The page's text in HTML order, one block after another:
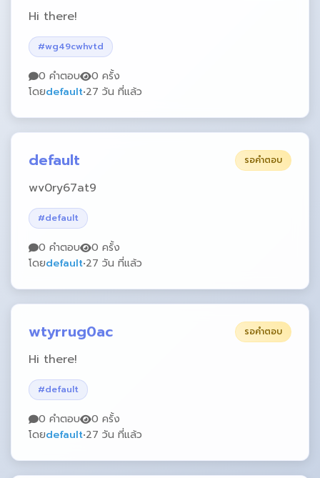
Hi there!
#wg49cwhvtd
0 คำตอบ
0 ครั้ง
โดยdefault•27 วัน ที่แล้ว
default รอคำตอบ
wv0ry67at9
#default
0 คำตอบ
0 ครั้ง
โดยdefault•27 วัน ที่แล้ว
wtyrrug0ac รอคำตอบ
Hi there!
#default
0 คำตอบ
0 ครั้ง
โดยdefault•27 วัน ที่แล้ว